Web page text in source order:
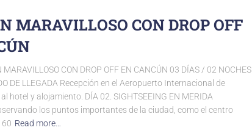
MARAVILLOSO CON DROP OFF
MARAVILLOSO CON DROP OFF EN CANCÚN 03 DÍAS / 02 NOCHES
DE LLEGADA Recepción en el Aeropuerto Internacional de
hotel y alojamiento. DÍA 02. SIGHTSEEING EN MERIDA
los puntos importantes de la ciudad, como el centro
60 Read more…